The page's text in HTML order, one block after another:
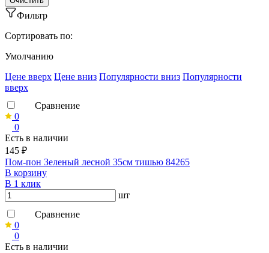
Фильтр
Сортировать по:
Умолчанию
Ценe вверх Ценe вниз Популярности вниз Популярности
вверх
Сравнение
0
0
Есть в наличии
145 ₽
Пом-пон Зеленый лесной 35см тишью 84265
В корзину
В 1 клик
шт
Сравнение
0
0
Есть в наличии